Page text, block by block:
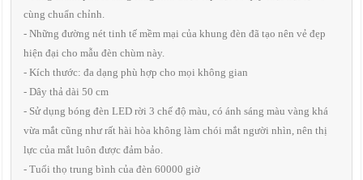
cùng chuẩn chỉnh.
- Những đường nét tinh tế mềm mại của khung đèn đã tạo nên vẻ đẹp
hiện đại cho mẫu đèn chùm này.
- Kích thước: đa dạng phù hợp cho mọi không gian
- Dây thả dài 50 cm
- Sử dụng bóng đèn LED rời 3 chế độ màu, có ánh sáng màu vàng khá
vừa mắt cũng như rất hài hòa không làm chói mắt người nhìn, nên thị
lực của mắt luôn được đảm bảo.
- Tuổi thọ trung bình của đèn 60000 giờ